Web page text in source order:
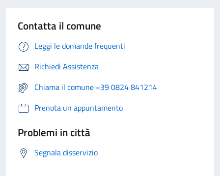
Contatta il comune
Leggi le domande frequenti
Richiedi Assistenza
Chiama il comune +39 0824 841214
Prenota un appuntamento
Problemi in città
Segnala disservizio